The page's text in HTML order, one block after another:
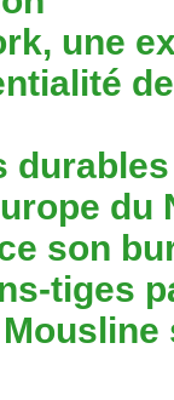
une
du
son
tiges